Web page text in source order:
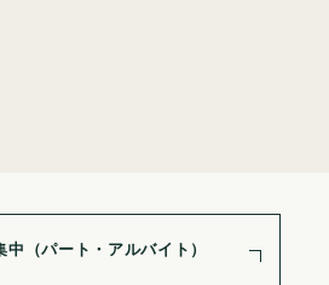
中（パート・アルバイト）